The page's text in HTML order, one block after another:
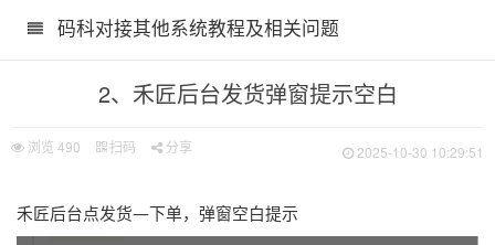
码科对接其他系统教程及相关问题
2、禾匠后台发货弹窗提示空白
浏览 490 扫码 分享 2025-10-30 10:29:51
禾匠后台点发货—下单，弹窗空白提示